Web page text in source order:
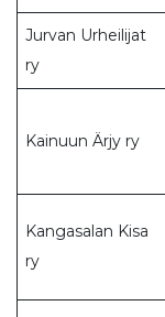
Jurvan Urheilijat
ry
Kainuun Ärjy ry
Kangasalan Kisa
ry